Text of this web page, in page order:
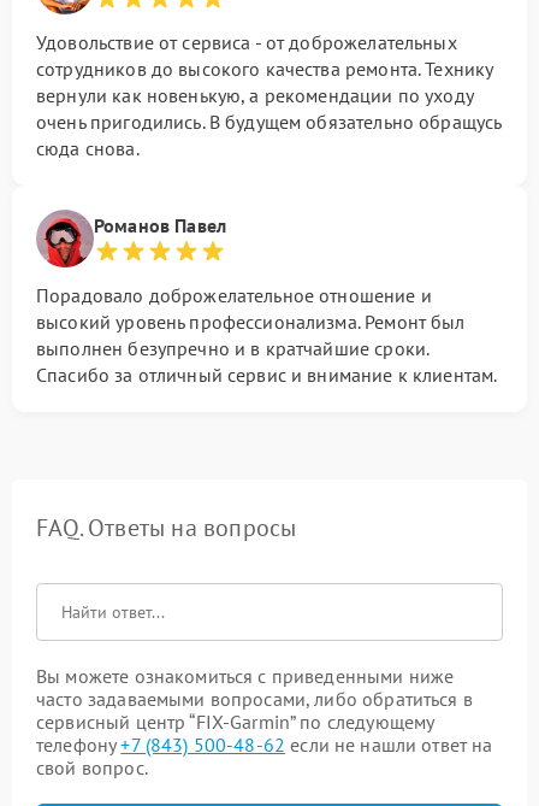
Удовольствие от сервиса - от доброжелательных
сотрудников до высокого качества ремонта. Технику
вернули как новенькую, а рекомендации по уходу
очень пригодились. В будущем обязательно обращусь
сюда снова.
Романов Павел
Порадовало доброжелательное отношение и
высокий уровень профессионализма. Ремонт был
выполнен безупречно и в кратчайшие сроки.
Спасибо за отличный сервис и внимание к клиентам.
FAQ. Ответы на вопросы
Вы можете ознакомиться с приведенными ниже
часто задаваемыми вопросами, либо обратиться в
сервисный центр “FIX-Garmin” по следующему
телефону+7 (843) 500-48-62 если не нашли ответ на
свой вопрос.